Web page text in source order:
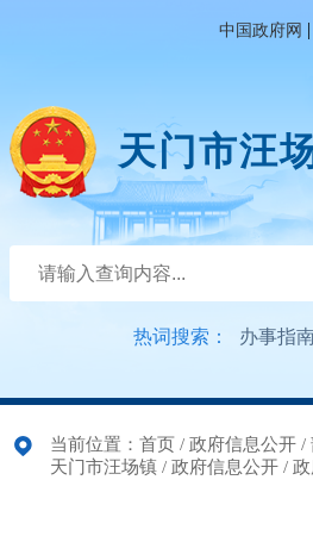
中国政府网 |
天门市汪
热词搜索： 办事指
当前位置： 首页 / 政府信息公开 /
天门市汪场镇 / 政府信息公开 /